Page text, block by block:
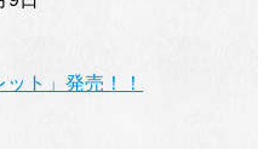
ト」発売！！